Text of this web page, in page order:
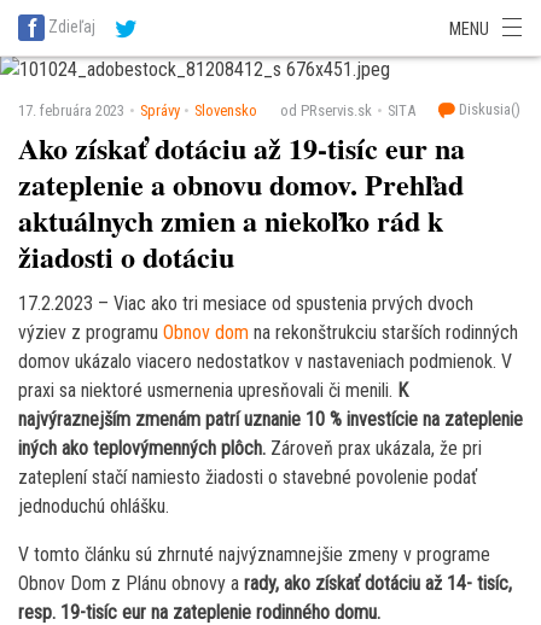
SITA Energetika
SITA Potravinárstvo
Zdieľaj MENU
17. februára 2023 Správy Slovensko od PRservis.sk SITA Diskusia()
Ako získať dotáciu až 19-tisíc eur na
zateplenie a obnovu domov. Prehľad
aktuálnych zmien a niekoľko rád k
žiadosti o dotáciu
17.2.2023 – Viac ako tri mesiace od spustenia prvých dvoch
výziev z programu Obnov dom na rekonštrukciu starších rodinných
domov ukázalo viacero nedostatkov v nastaveniach podmienok. V
praxi sa niektoré usmernenia upresňovali či menili. K
najvýraznejším zmenám patrí uznanie 10 % investície na zateplenie
iných ako teplovýmenných plôch. Zároveň prax ukázala, že pri
zateplení stačí namiesto žiadosti o stavebné povolenie podať
jednoduchú ohlášku.
V tomto článku sú zhrnuté najvýznamnejšie zmeny v programe
Obnov Dom z Plánu obnovy a rady, ako získať dotáciu až 14- tisíc,
resp. 19-tisíc eur na zateplenie rodinného domu.